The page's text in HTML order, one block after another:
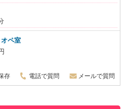
ペ室
存 電話で質問 メールで質問